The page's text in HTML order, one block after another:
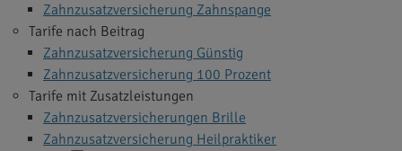
Zahnzusatzversicherung Zahnspange
Tarife nach Beitrag
Zahnzusatzversicherung Günstig
Zahnzusatzversicherung 100 Prozent
Tarife mit Zusatzleistungen
Zahnzusatzversicherungen Brille
Zahnzusatzversicherung Heilpraktiker